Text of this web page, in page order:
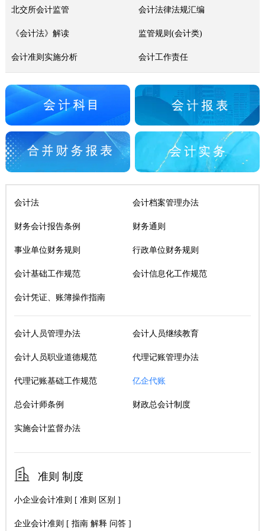
北交所会计监管 会计法律法规汇编
《会计法》解读 监管规则(会计类)
会计准则实施分析 会计工作责任
会计法 会计档案管理办法
财务会计报告条例 财务通则
事业单位财务规则 行政单位财务规则
会计基础工作规范 会计信息化工作规范
会计凭证、账簿操作指南
会计人员管理办法 会计人员继续教育
会计人员职业道德规范 代理记账管理办法
代理记账基础工作规范 亿企代账
总会计师条例 财政总会计制度
实施会计监督办法
准则 制度
小企业会计准则 [ 准则 区别 ]
企业会计准则 [ 指南 解释 问答]